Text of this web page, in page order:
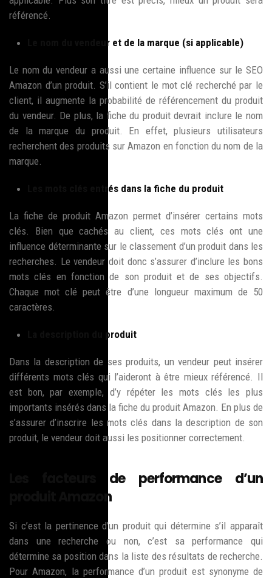
référencé.
Le nom du vendeur et de la marque (si applicable)
Le nom du vendeur a aussi une certaine influence sur le SEO
Amazon d’un produit. S’il contient le mot clé recherché par le
client, il augmente la probabilité de référencement du produit
du vendeur. De plus, la fiche du produit devrait inclure le nom
de la marque du produit. En effet, plusieurs utilisateurs
recherchent des produits sur Amazon en fonction du nom de la
marque.
Les mots clés entrés dans la fiche du produit
La fiche de produit Amazon permet d’insérer certains mots
clés. Bien que cachés au client, ces mots clés ont une
influence déterminante sur le classement d’un produit dans les
recherches. Le vendeur doit donc s’assurer d’inclure les bons
mots clés en fonction de son produit et de ses objectifs.
Chaque mot clé peut être d’une longueur maximum de 50
caractères.
La description du produit
Dans la description de ses produits, un vendeur peut insérer
différents mots clés qui l’aideront à être mieux référencé. Il
est bon, par exemple, d’y répéter les mots clés les plus
importants insérés dans la fiche du produit Amazon. En plus de
s’assurer d’inscrire les mots clés dans la description de son
produit, le vendeur doit aussi les positionner correctement.
Les facteurs de performance d’un
produit Amazon
Si c’est la pertinence d’un produit qui détermine s’il apparaît
dans une recherche ou non, c’est sa performance qui
détermine sa position dans la liste des résultats de recherche.
Pour Amazon, la performance d’un produit est synonyme de